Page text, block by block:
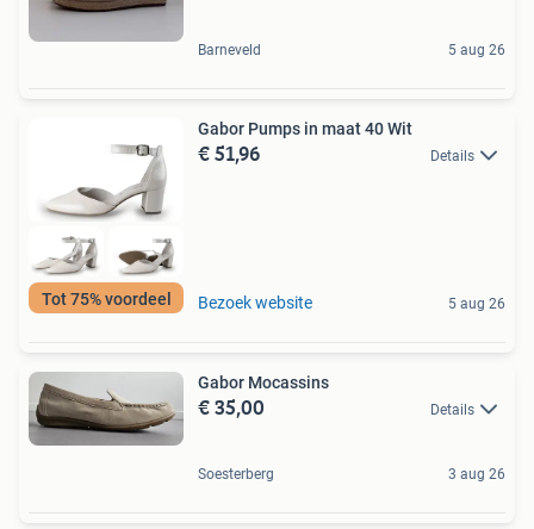
Barneveld 5 aug 26
Tot 75% voordeel
Gabor Pumps in maat 40 Wit
€ 51,96 Details
Bezoek website 5 aug 26
Gabor Mocassins
€ 35,00 Details
Soesterberg 3 aug 26